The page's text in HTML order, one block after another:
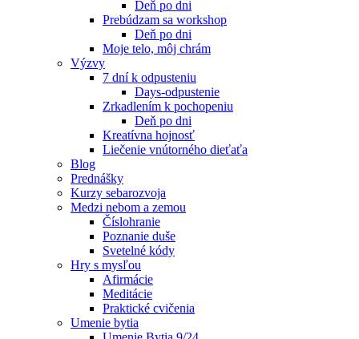
Deň po dni
Prebúdzam sa workshop
Deň po dni
Moje telo, môj chrám
Výzvy
7 dní k odpusteniu
Days-odpustenie
Zrkadlením k pochopeniu
Deň po dni
Kreatívna hojnosť
Liečenie vnútorného dieťaťa
Blog
Prednášky
Kurzy sebarozvoja
Medzi nebom a zemou
Číslohranie
Poznanie duše
Svetelné kódy
Hry s mysľou
Afirmácie
Meditácie
Praktické cvičenia
Umenie bytia